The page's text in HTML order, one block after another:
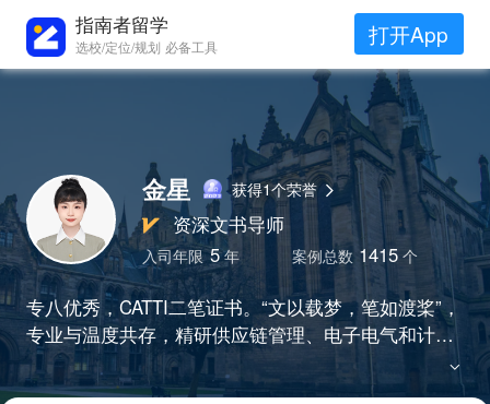
指南者留学
选校/定位/规划 必备工具 打开App
金星 获得1个荣誉
资深文书导师
入司年限 5年 案例总数 1415 个
专八优秀，CATTI二笔证书。“文以载梦，笔如渡桨”，
专业与温度共存，精研供应链管理、电子电气和计算
机科学等理工科以及金融、管理等热门商科文书写
作，为百余名学员收获港三新二，英国G5, 欧陆等Top